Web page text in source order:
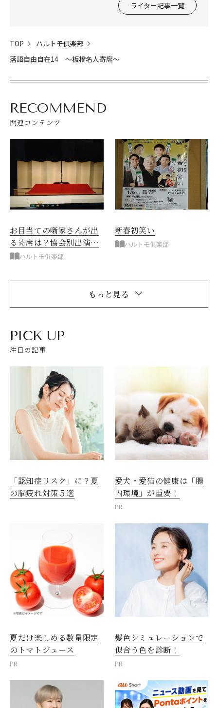
ライター記事一覧
TOP
ハルトモ俱楽部
落語自由自在14 ～板橋名人寄席～
RECOMMEND
関連コンテンツ
お目当ての噺家さんが出
る寄席は？協会別出演寄
席ハルトモ俱楽部
新春初笑い
ハルトモ俱楽部
もっと見る
PICK UP
注目の記事
「認知症リスク」に？夏
の脳疲れ対策５選
愛犬・愛猫の健康は「腸
内環境」が重要！
PR
夏だけ楽しめる数量限定
のトマトジュース
PR
髪色シミュレーションで
似合う色を診断！
PR